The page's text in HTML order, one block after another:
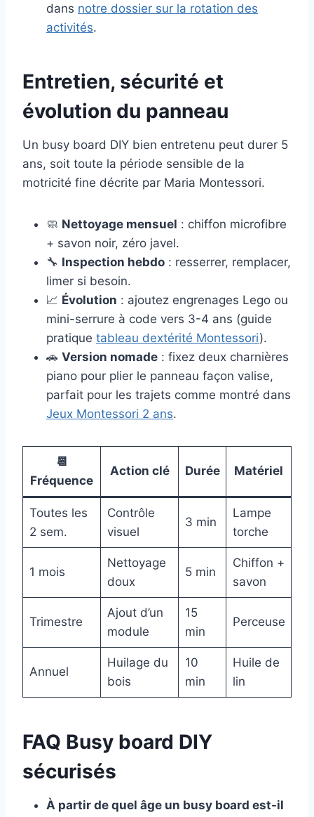
dans notre dossier sur la rotation des
activités.
Entretien, sécurité et
évolution du panneau
Un busy board DIY bien entretenu peut durer 5
ans, soit toute la période sensible de la
motricité fine décrite par Maria Montessori.
🧼 Nettoyage mensuel : chiffon microfibre
+ savon noir, zéro javel.
🔧 Inspection hebdo : resserrer, remplacer,
limer si besoin.
📈 Évolution : ajoutez engrenages Lego ou
mini-serrure à code vers 3-4 ans (guide
pratique tableau dextérité Montessori).
🚗 Version nomade : fixez deux charnières
piano pour plier le panneau façon valise,
parfait pour les trajets comme montré dans
Jeux Montessori 2 ans.
📆
Fréquence
Action clé Durée Matériel
Toutes les
2 sem.
Contrôle
visuel
3 min
Lampe
torche
1 mois
Nettoyage
doux
5 min
Chiffon +
savon
Trimestre
Ajout d’un
module
15
min
Perceuse
Annuel
Huilage du
bois
10
min
Huile de
lin
FAQ Busy board DIY
sécurisés
À partir de quel âge un busy board est-il